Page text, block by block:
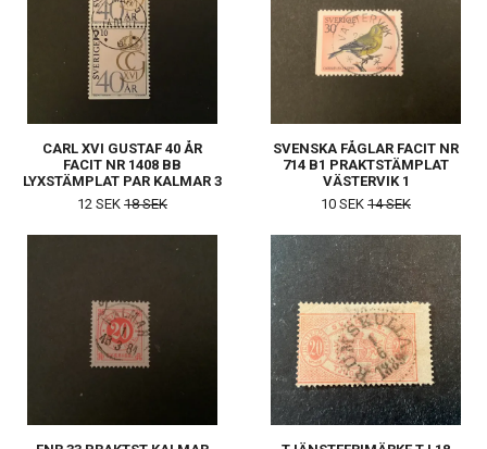
CARL XVI GUSTAF 40 ÅR
FACIT NR 1408 BB
LYXSTÄMPLAT PAR KALMAR 3
12 SEK 18 SEK
SVENSKA FÅGLAR FACIT NR
714 B1 PRAKTSTÄMPLAT
VÄSTERVIK 1
10 SEK 14 SEK